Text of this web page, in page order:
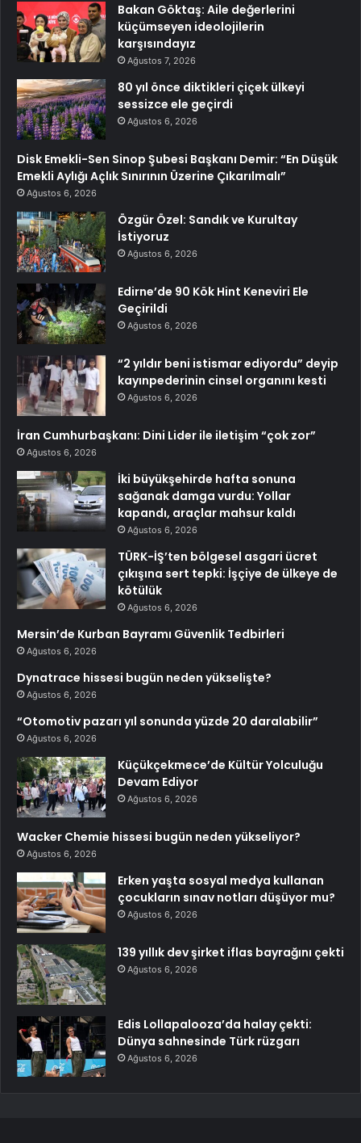
Bakan Göktaş: Aile değerlerini
küçümseyen ideolojilerin
karşısındayız
Ağustos 7, 2026
80 yıl önce diktikleri çiçek ülkeyi
sessizce ele geçirdi
Ağustos 6, 2026
Disk Emekli-Sen Sinop Şubesi Başkanı Demir: “En Düşük
Emekli Aylığı Açlık Sınırının Üzerine Çıkarılmalı”
Ağustos 6, 2026
Özgür Özel: Sandık ve Kurultay
İstiyoruz
Ağustos 6, 2026
Edirne’de 90 Kök Hint Keneviri Ele
Geçirildi
Ağustos 6, 2026
“2 yıldır beni istismar ediyordu” deyip
kayınpederinin cinsel organını kesti
Ağustos 6, 2026
İran Cumhurbaşkanı: Dini Lider ile iletişim “çok zor”
Ağustos 6, 2026
İki büyükşehirde hafta sonuna
sağanak damga vurdu: Yollar
kapandı, araçlar mahsur kaldı
Ağustos 6, 2026
TÜRK-İŞ’ten bölgesel asgari ücret
çıkışına sert tepki: İşçiye de ülkeye de
kötülük
Ağustos 6, 2026
Mersin’de Kurban Bayramı Güvenlik Tedbirleri
Ağustos 6, 2026
Dynatrace hissesi bugün neden yükselişte?
Ağustos 6, 2026
“Otomotiv pazarı yıl sonunda yüzde 20 daralabilir”
Ağustos 6, 2026
Küçükçekmece’de Kültür Yolculuğu
Devam Ediyor
Ağustos 6, 2026
Wacker Chemie hissesi bugün neden yükseliyor?
Ağustos 6, 2026
Erken yaşta sosyal medya kullanan
çocukların sınav notları düşüyor mu?
Ağustos 6, 2026
139 yıllık dev şirket iflas bayrağını çekti
Ağustos 6, 2026
Edis Lollapalooza’da halay çekti:
Dünya sahnesinde Türk rüzgarı
Ağustos 6, 2026